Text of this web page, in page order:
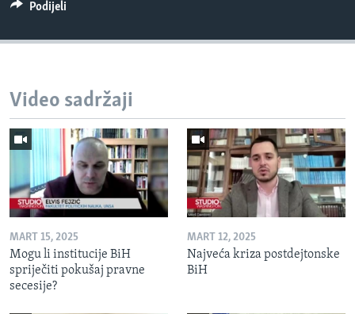
Podijeli
Video sadržaji
MART 15, 2025
Mogu li institucije BiH
spriječiti pokušaj pravne
secesije?
MART 12, 2025
Najveća kriza postdejtonske
BiH